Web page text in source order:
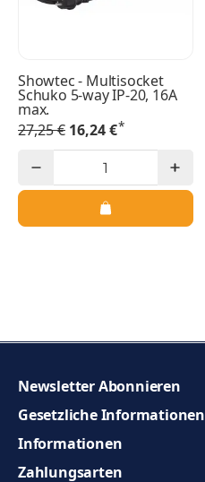
Showtec - Multisocket
Schuko 5-way IP-20, 16A
max.
27,25 € 16,24 €*
Gesetzliche Informationen
Informationen
Zahlungsarten
Newsletter Abonnieren